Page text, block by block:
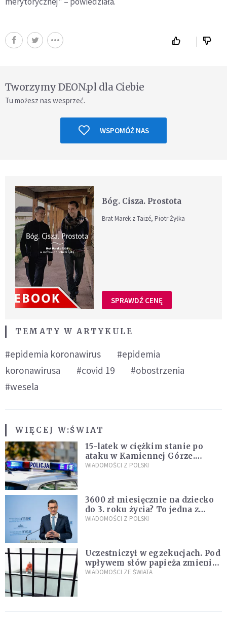
Tworzymy DEON.pl dla Ciebie
Tu możesz nas wesprzeć.
WSPOMÓŻ NAS
Bóg. Cisza. Prostota
Brat Marek z Taizé, Piotr Żyłka
SPRAWDŹ CENĘ
TEMATY W ARTYKULE
#epidemia koronawirus
#epidemia
koronawirusa
#covid 19
#obostrzenia
#wesela
WIĘCEJ W:ŚWIAT
15-latek w ciężkim stanie po
ataku w Kamiennej Górze.
Policja zatrzymała dwóch
WIADOMOŚCI Z POLSKI
3600 zł miesięcznie na dziecko
do 3. roku życia? To jedna z
propozycji programu "Rozwój
WIADOMOŚCI Z POLSKI
Uczestniczył w egzekucjach. Pod
wpływem słów papieża zmienił
zdanie
WIADOMOŚCI ZE ŚWIATA